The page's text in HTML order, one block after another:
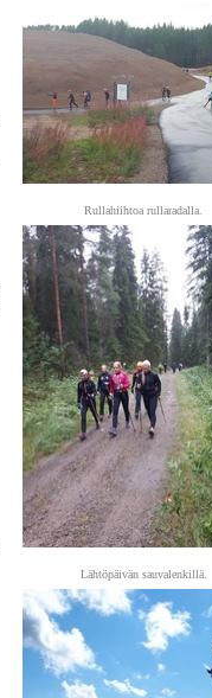
Rullahiihtoa rullaradalla.
Lähtöpäivän sauvalenkillä.